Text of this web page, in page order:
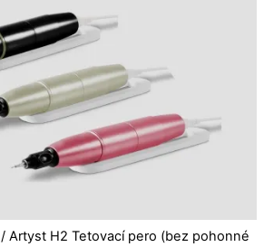
/ Artyst H2 Tetovací pero (bez pohonné